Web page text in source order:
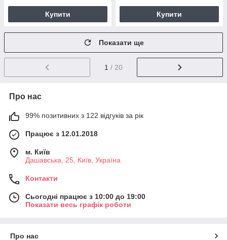
Купити Купити
Показати ще
1 / 20
Про нас
99% позитивних з 122 відгуків за рік
Працює з 12.01.2018
м. Київ
Дашавська, 25, Київ, Україна
Контакти
Сьогодні працює з 10:00 до 19:00
Показати весь графік роботи
Про нас